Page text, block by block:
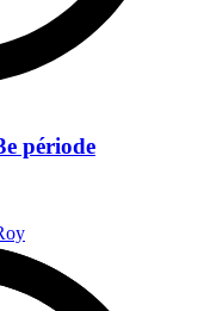
période